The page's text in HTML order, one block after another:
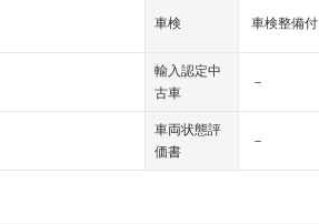
車検 車検整備付
輸入認定中
古車
－
車両状態評
価書
－